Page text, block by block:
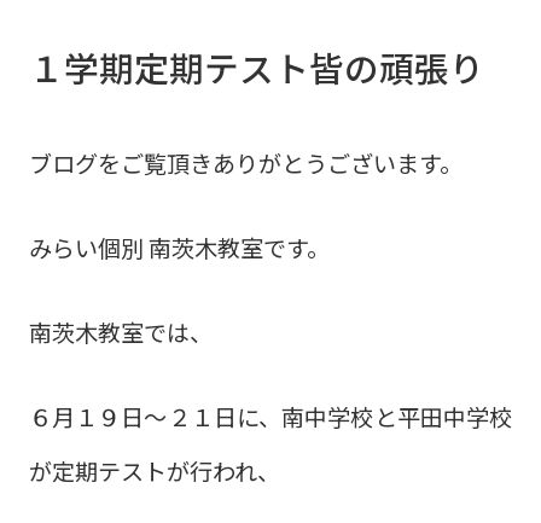
１学期定期テスト皆の頑張り
ブログをご覧頂きありがとうございます。
みらい個別 南茨木教室です。
南茨木教室では、
６月１９日～２１日に、南中学校と平田中学校
が定期テストが行われ、